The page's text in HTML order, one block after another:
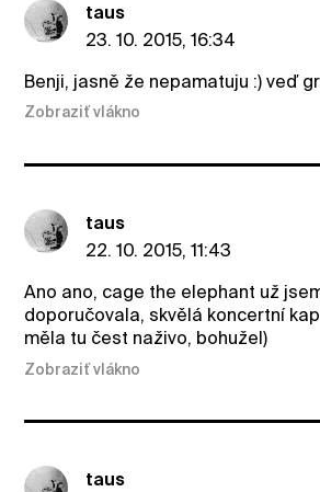
taus
23. 10. 2015, 16:34
Benji, jasně že nepamatuju :) veď
Zobraziť vlákno
taus
22. 10. 2015, 11:43
Ano ano, cage the elephant už
doporučovala, skvělá koncertní
měla tu čest naživo, bohužel)
Zobraziť vlákno
taus